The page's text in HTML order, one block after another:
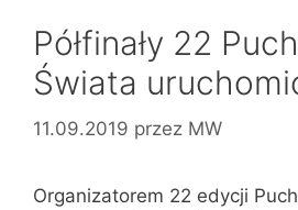
Półfinały 22
Świata
11.09.2019 przez MW
Organizatorem 22 edycji